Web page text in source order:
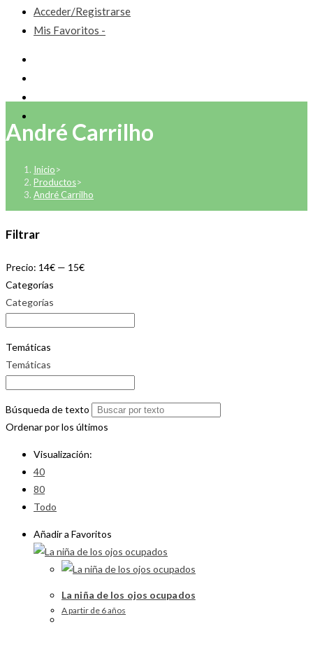
Acceder/Registrarse
Mis Favoritos -
André Carrilho
Inicio>
Productos>
André Carrilho
Filtrar
Precio: 14€ — 15€
Categorías
Categorías
Temáticas
Temáticas
Búsqueda de texto
Ordenar por los últimos
Visualización:
40
80
Todo
Añadir a Favoritos
La niña de los ojos ocupados
A partir de 6 años